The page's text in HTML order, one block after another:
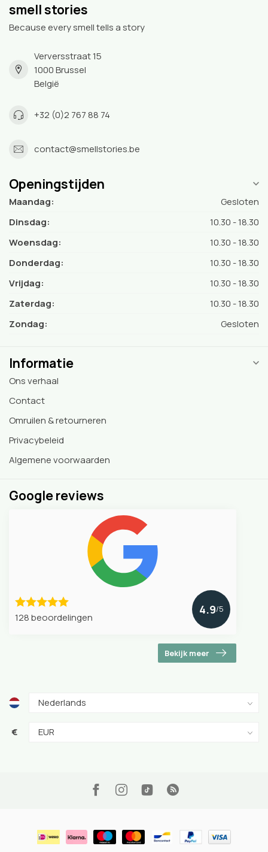
smell stories
Because every smell tells a story
Verversstraat 15
1000 Brussel
België
+32 (0)2 767 88 74
contact@smellstories.be
Openingstijden
Maandag:
Gesloten
Dinsdag:
10.30 - 18.30
Woensdag:
10.30 - 18.30
Donderdag:
10.30 - 18.30
Vrijdag:
10.30 - 18.30
Zaterdag:
10.30 - 18.30
Zondag:
Gesloten
Informatie
Ons verhaal
Contact
Omruilen & retourneren
Privacybeleid
Algemene voorwaarden
Google reviews
128 beoordelingen
4.9/5
Bekijk meer
€